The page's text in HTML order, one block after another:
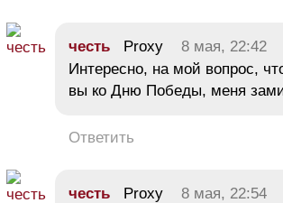
честь Proxy 8 мая, 22:42
Интересно, на мой вопрос,
вы ко Дню Победы, меня
Ответить
честь Proxy 8 мая, 22:54